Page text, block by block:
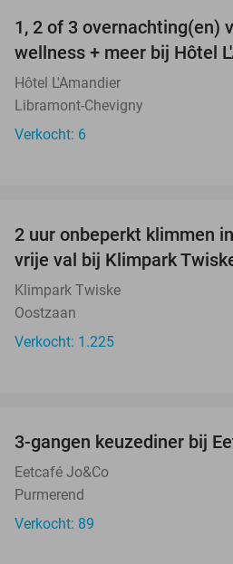
TODAY
1, 2 of 3 overnachting(en)
wellness + meer bij Hôtel
Hôtel L'Amandier
Libramont-Chevigny
Verkocht: 6
2 uur onbeperkt klimmen
vrije val bij Klimpark
Klimpark Twiske
Oostzaan
Verkocht: 1.225
3-gangen keuzediner bij
Eetcafé Jo&Co
Purmerend
Verkocht: 89